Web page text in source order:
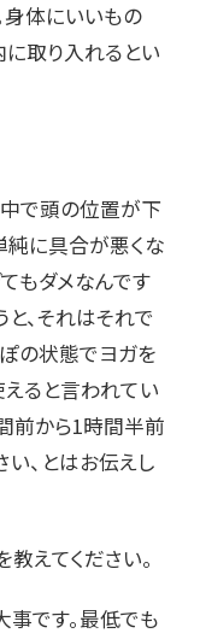
身体にいいもの
取り入れるとい
中で頭の位置が下
純に具合が悪くな
もダメなんです
、それはそれで
の状態でヨガを
ると言われてい
前から1時間半前
、とはお伝えし
教えてください。
です。最低でも